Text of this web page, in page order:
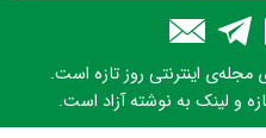
مجله‌ی اینترنتی روز تازه است.
و لینک به نوشته آزاد است.